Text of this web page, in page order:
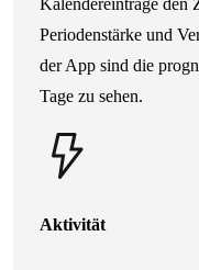
Periodenstärke und
der App sind die
Tage zu sehen.
Aktivität